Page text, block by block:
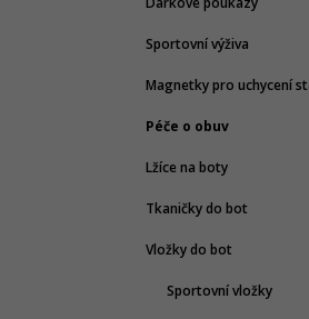
Sportovní výživa
Magnetky pro uchycení
Péče o obuv
Lžíce na boty
Tkaničky do bot
Vložky do bot
Sportovní vložky